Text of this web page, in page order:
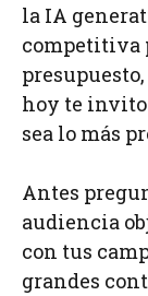
la IA
competitiva
hoy te invito
sea lo más
Antes
audiencia
con tus
grandes